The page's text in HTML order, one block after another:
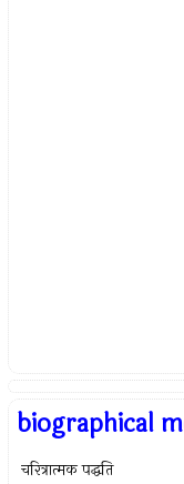
biographical
चरित्रात्मक पद्धति